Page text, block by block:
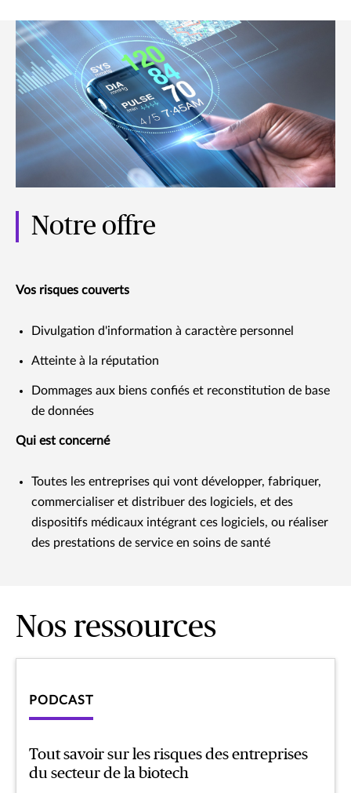
Notre offre
Vos risques couverts
Divulgation d'information à caractère personnel
Atteinte à la réputation
Dommages aux biens confiés et reconstitution de base
de données
Qui est concerné
Toutes les entreprises qui vont développer, fabriquer,
commercialiser et distribuer des logiciels, et des
dispositifs médicaux intégrant ces logiciels, ou réaliser
des prestations de service en soins de santé
Nos ressources
PODCAST
Tout savoir sur les risques des entreprises
du secteur de la biotech